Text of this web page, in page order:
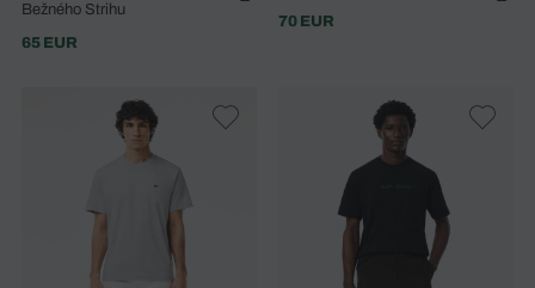
Bežného Strihu
65 EUR
70 EUR